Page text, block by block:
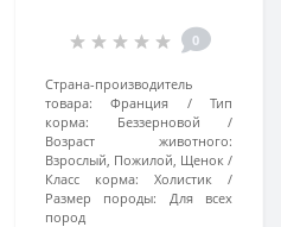
0
Страна-производитель
товара:
Франция
Тип
корма:
Беззерновой
Возраст животного:
Взрослый, Пожилой, Щенок
Класс корма:
Холистик
Размер породы:
Для всех
пород